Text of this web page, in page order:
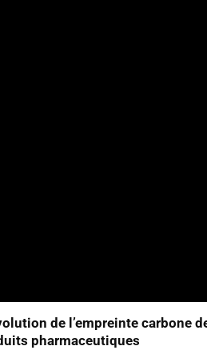
de l’empreinte carbone
pharmaceutiques